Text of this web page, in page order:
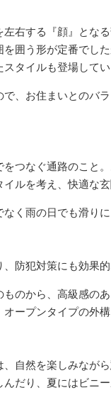
右する『顔』となる
囲う形が定番でし
タイルも登場してい
、お住まいとのバ
つなぐ通路のこと
ルを考え、快適な
く雨の日でも滑り
防犯対策にも効果的
のから、高級感の
ープンタイプの外
自然を楽しみなが
だり、夏にはビニ